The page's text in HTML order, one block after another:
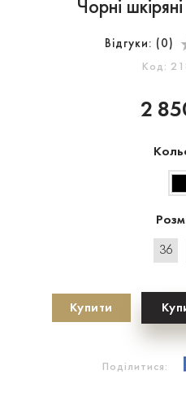
Чорні
Відгуки: ( 0 )
Код:
2
36
Купити
Поділитися: